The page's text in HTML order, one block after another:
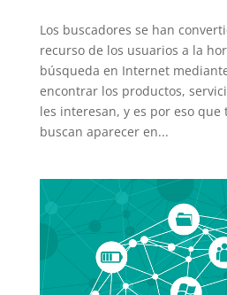
Los buscadores se han
recurso de los usuarios a la
búsqueda en Internet
encontrar los productos,
les interesan, y es por eso que
buscan aparecer en...